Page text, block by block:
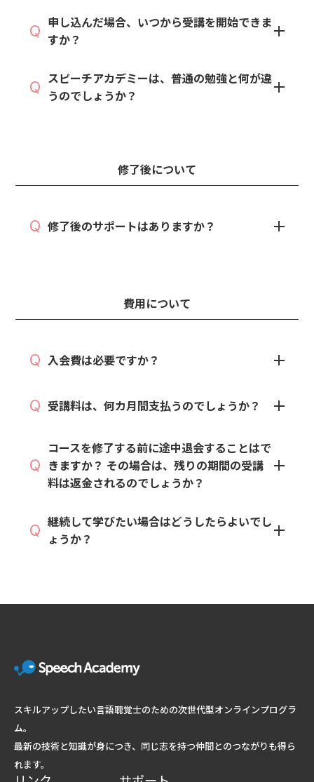
Q 申し込んだ場合、いつから受講を開始できま
すか？
Q スピーチアカデミーは、普通の勉強と何が違
うのでしょうか？
修了後について
Q 修了後のサポートはありますか？
費用について
Q 入会費は必要ですか？
Q 受講料は、何カ月間支払うのでしょうか？
Q
コースを修了する前に途中退会することはで
きますか？ その場合は、残りの期間の受講
料は返金されるのでしょうか？
Q 継続して学びたい場合はどうしたらよいでし
ょうか？
スキルアップしたい言語聴覚士のための次世代型オンラインプログラ
ム。
最新の技術と知識が身につき、同じ志を持つ仲間とのつながりも得ら
れます。